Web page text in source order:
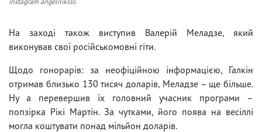
На заході також виступив Валерій Меладзе, який
виконував свої російськомовні гіти.
Щодо гонорарів: за неофіційною інформацією, Галкін
отримав близько 130 тисяч доларів, Меладзе – ще більше.
Ну а перевершив їх головний учасник програми –
попзірка Рікі Мартін. За чутками, його поява на весіллі
могла коштувати понад мільйон доларів.